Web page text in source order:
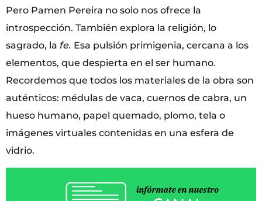
Pero Pamen Pereira no solo nos ofrece la
introspección. También explora la religión, lo
sagrado, la fe. Esa pulsión primigenia, cercana a los
elementos, que despierta en el ser humano.
Recordemos que todos los materiales de la obra son
auténticos: médulas de vaca, cuernos de cabra, un
hueso humano, papel quemado, plomo, tela o
imágenes virtuales contenidas en una esfera de
vidrio.